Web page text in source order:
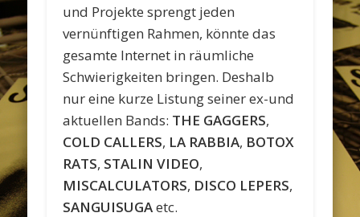
und Projekte sprengt jeden
vernünftigen Rahmen, könnte das
gesamte Internet in räumliche
Schwierigkeiten bringen. Deshalb
nur eine kurze Listung seiner ex-und
aktuellen Bands: THE GAGGERS,
COLD CALLERS, LA RABBIA, BOTOX
RATS, STALIN VIDEO,
MISCALCULATORS, DISCO LEPERS,
SANGUISUGAetc.